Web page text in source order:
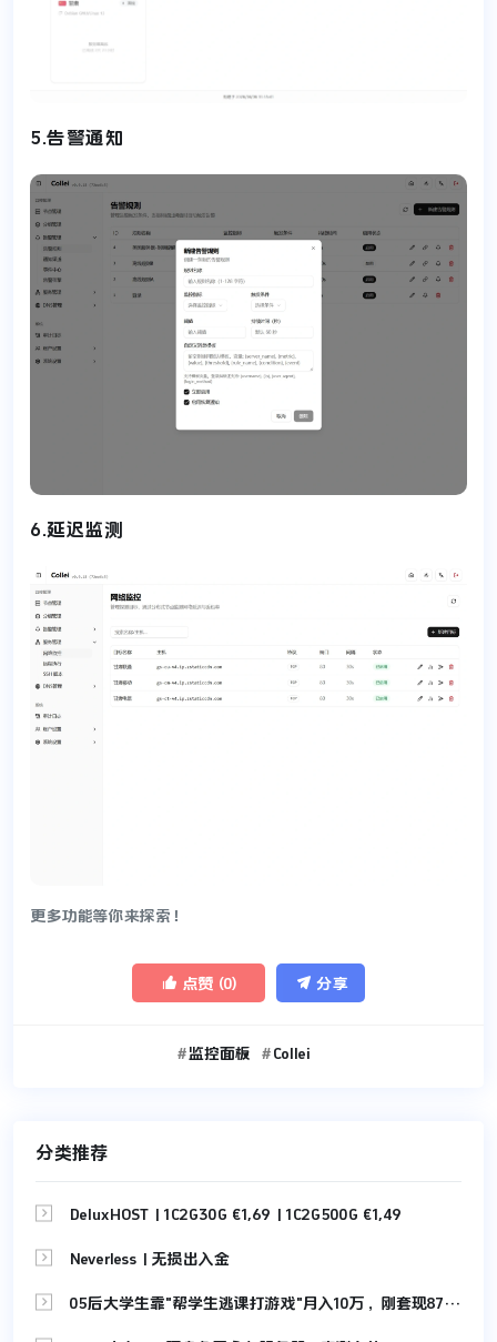
5.告警通知
6.延迟监测
更多功能等你来探索！
 点赞 (0)  分享
监控面板 Collei
分类推荐
 DeluxHOST | 1C2G30G €1,69 | 1C2G500G €1,49
 Neverless | 无损出入金
 05后大学生靠"帮学生逃课打游戏"月入10万，刚套现87万！